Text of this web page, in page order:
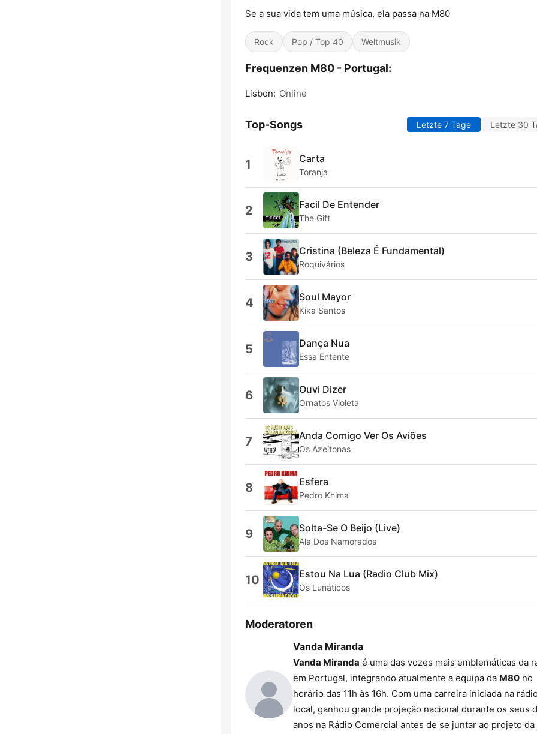
Se a sua vida tem uma música, ela passa na M80
Rock Pop / Top 40 Weltmusik
Frequenzen M80 - Portugal:
Lisbon: Online
Top-Songs Letzte 7 Tage Letzte 30
1 Carta
Toranja
2 Facil De Entender
The Gift
3 Cristina (Beleza É Fundamental)
Roquivários
4 Soul Mayor
Kika Santos
5 Dança Nua
Essa Entente
6 Ouvi Dizer
Ornatos Violeta
7 Anda Comigo Ver Os Aviões
Os Azeitonas
8 Esfera
Pedro Khima
9 Solta-Se O Beijo (Live)
Ala Dos Namorados
10 Estou Na Lua (Radio Club Mix)
Os Lunáticos
Moderatoren
Vanda Miranda
Vanda Miranda é uma das vozes mais emblemáticas da
em Portugal, integrando atualmente a equipa da M80 no
horário das 11h às 16h. Com uma carreira iniciada na
local, ganhou grande projeção nacional durante os seus
anos na Rádio Comercial antes de se juntar ao projeto da